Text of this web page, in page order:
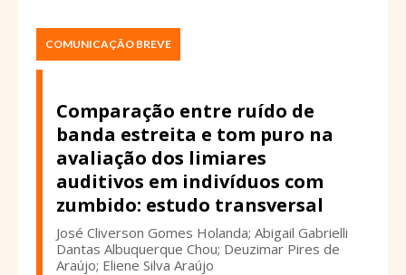
COMUNICAÇÃO BREVE
Comparação entre ruído de
banda estreita e tom puro na
avaliação dos limiares
auditivos em indivíduos com
zumbido: estudo transversal
José Cliverson Gomes Holanda; Abigail Gabrielli
Dantas Albuquerque Chou; Deuzimar Pires de
Araújo; Eliene Silva Araújo